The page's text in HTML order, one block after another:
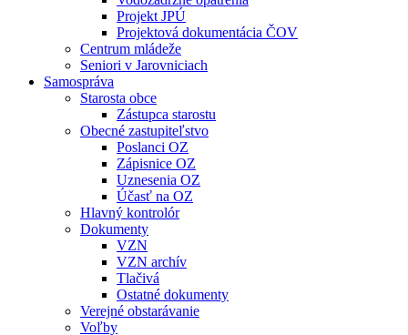
Projekt JPÚ
Projektová dokumentácia ČOV
Centrum mládeže
Seniori v Jarovniciach
Samospráva
Starosta obce
Zástupca starostu
Obecné zastupiteľstvo
Poslanci OZ
Zápisnice OZ
Uznesenia OZ
Účasť na OZ
Hlavný kontrolór
Dokumenty
VZN
VZN archív
Tlačivá
Ostatné dokumenty
Verejné obstarávanie
Voľby